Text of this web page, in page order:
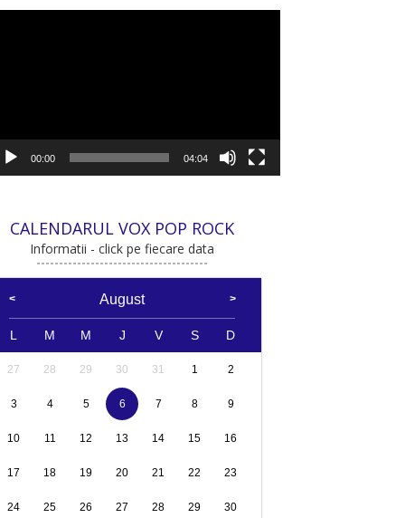
00:00 04:04
CALENDARUL VOX POP ROCK
Informatii - click pe fiecare data
August
L M M J V S D
27 28 29 30 31 1 2
3 4 5 6 7 8 9
10 11 12 13 14 15 16
17 18 19 20 21 22 23
24 25 26 27 28 29 30